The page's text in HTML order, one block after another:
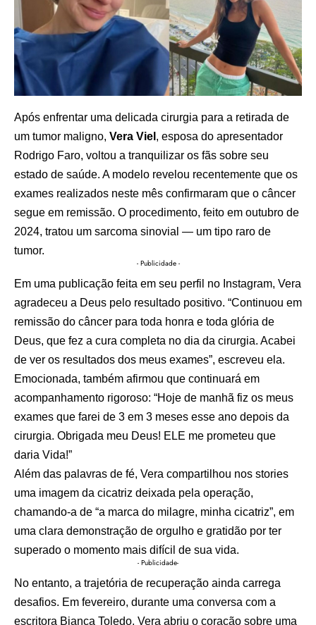
Após enfrentar uma delicada cirurgia para a retirada de
um tumor maligno, Vera Viel , esposa do apresentador
Rodrigo Faro, voltou a tranquilizar os fãs sobre seu
estado de saúde. A modelo revelou recentemente que os
exames realizados neste mês confirmaram que o câncer
segue em remissão. O procedimento, feito em outubro de
2024, tratou um sarcoma sinovial — um tipo raro de
tumor.
- Publicidade -
Em uma publicação feita em seu perfil no Instagram, Vera
agradeceu a Deus pelo resultado positivo. “Continuou em
remissão do câncer para toda honra e toda glória de
Deus, que fez a cura completa no dia da cirurgia. Acabei
de ver os resultados dos meus exames”, escreveu ela.
Emocionada, também afirmou que continuará em
acompanhamento rigoroso: “Hoje de manhã fiz os meus
exames que farei de 3 em 3 meses esse ano depois da
cirurgia. Obrigada meu Deus! ELE me prometeu que
daria Vida!”
Além das palavras de fé, Vera compartilhou nos stories
uma imagem da cicatriz deixada pela operação,
chamando-a de “a marca do milagre, minha cicatriz”, em
uma clara demonstração de orgulho e gratidão por ter
superado o momento mais difícil de sua vida.
- Publicidade-
No entanto, a trajetória de recuperação ainda carrega
desafios. Em fevereiro, durante uma conversa com a
escritora Bianca Toledo, Vera abriu o coração sobre uma